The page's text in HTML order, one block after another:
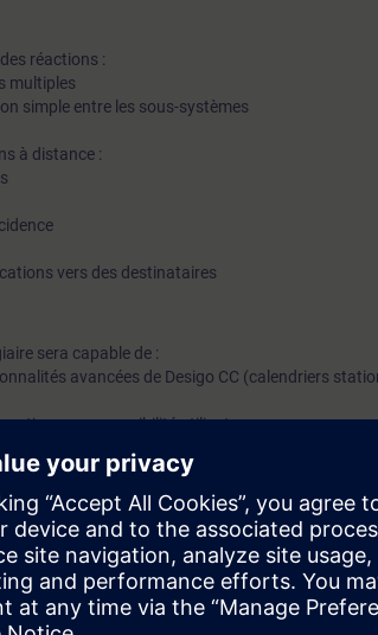
réactions :
multiples
simple entre les sous-systèmes
à distance :
vers des destinataires
sera capable de :
avancées de Desigo CC (calendriers
en accessibilité utilisateurs:
Exploitation ou utiliser au quotidien la conduite
informatiques